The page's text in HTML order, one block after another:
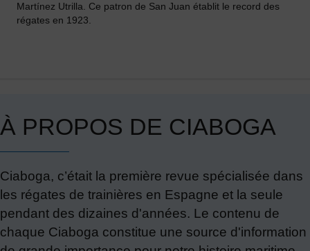
Martínez Utrilla. Ce patron de San Juan établit le record des
régates en 1923.
À PROPOS DE CIABOGA
Ciaboga, c’était la première revue spécialisée dans
les régates de trainières en Espagne et la seule
pendant des dizaines d'années. Le contenu de
chaque Ciaboga constitue une source d'information